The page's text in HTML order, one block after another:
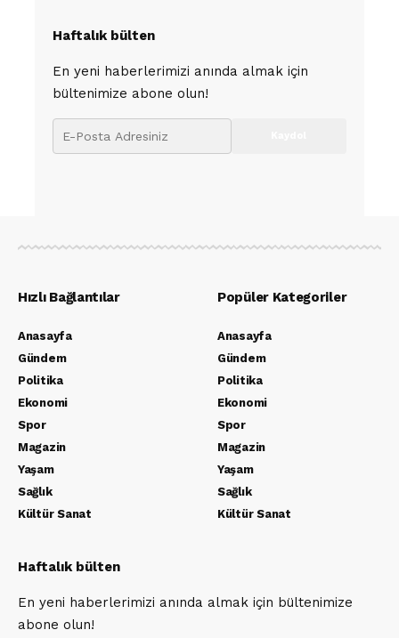
Haftalık bülten
En yeni haberlerimizi anında almak için
bültenimize abone olun!
Hızlı Bağlantılar
Anasayfa
Gündem
Politika
Ekonomi
Spor
Magazin
Yaşam
Sağlık
Kültür Sanat
Popüler Kategoriler
Anasayfa
Gündem
Politika
Ekonomi
Spor
Magazin
Yaşam
Sağlık
Kültür Sanat
Haftalık bülten
En yeni haberlerimizi anında almak için bültenimize
abone olun!